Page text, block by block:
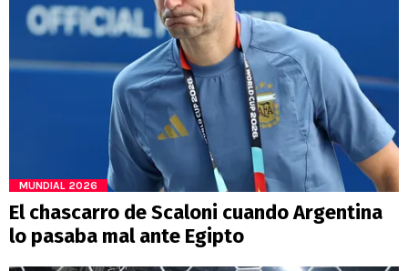
MUNDIAL 2026
El chascarro de Scaloni cuando Argentina
lo pasaba mal ante Egipto